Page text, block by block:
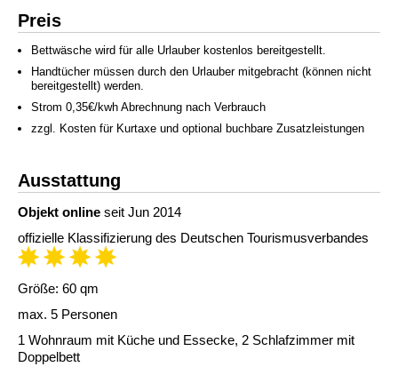
Preis
Bettwäsche wird für alle Urlauber kostenlos bereitgestellt.
Handtücher müssen durch den Urlauber mitgebracht (können nicht
bereitgestellt) werden.
Strom 0,35€/kwh Abrechnung nach Verbrauch
zzgl. Kosten für Kurtaxe und optional buchbare Zusatzleistungen
Ausstattung
Objekt online seit Jun 2014
offizielle Klassifizierung des Deutschen Tourismusverbandes
Größe: 60 qm
max. 5 Personen
1 Wohnraum mit Küche und Essecke, 2 Schlafzimmer mit
Doppelbett